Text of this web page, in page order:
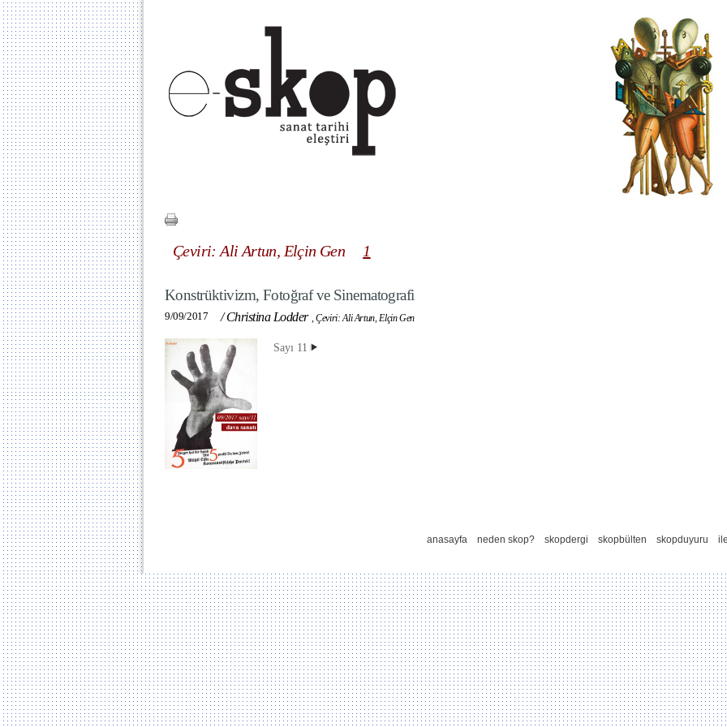
Çeviri: Ali Artun, Elçin Gen 1
Konstrüktivizm, Fotoğraf ve Sinematografi
9/09/2017 /Christina Lodder ,Çeviri: Ali Artun, Elçin Gen
Sayı 11
anasayfa neden skop? skopdergi skopbülten skopduyuru